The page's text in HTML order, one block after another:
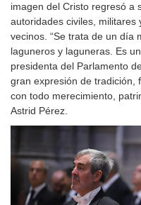
imagen del Cristo regresó a
autoridades civiles,
vecinos. “Se trata de un día
laguneros y laguneras. Es
presidenta del Parlamento
gran expresión de tradición,
con todo merecimiento,
Astrid Pérez.